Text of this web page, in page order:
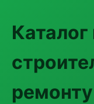
Каталог
ремонту